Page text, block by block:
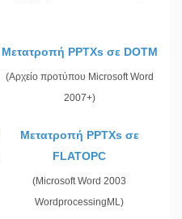
Μετατροπή PPTXs σε DOTM
(Αρχείο προτύπου Microsoft Word
2007+)
Μετατροπή PPTXs σε
FLATOPC
(Microsoft Word 2003
WordprocessingML)